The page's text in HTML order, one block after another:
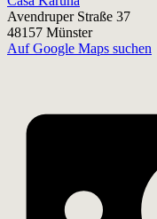
Avendruper Straße 37
48157 Münster
Auf Google Maps suchen